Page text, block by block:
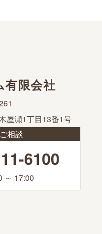
有限会社
屋瀬1丁目13番1号
相談
6100
～ 17:00